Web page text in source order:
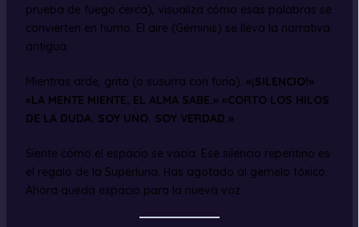
prueba de fuego cerca), visualiza cómo esas palabras se
convierten en humo. El aire (Géminis) se lleva la narrativa
antigua.
Mientras arde, grita (o susurra con furia): «¡SILENCIO!»
«LA MENTE MIENTE, EL ALMA SABE.» «CORTO LOS HILOS
DE LA DUDA. SOY UNO. SOY VERDAD.»
Siente cómo el espacio se vacía. Ese silencio repentino es
el regalo de la Superluna. Has agotado al gemelo tóxico.
Ahora queda espacio para la nueva voz.